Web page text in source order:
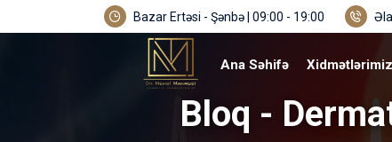
Bazar Ertəsi - Şənbə | 09:00 - 19:00
Ana Səhifə Xidmətlərimiz
Bloq -